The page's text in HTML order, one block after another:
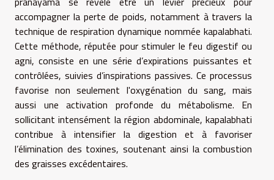
accompagner la perte de poids, notamment à travers la
technique de respiration dynamique nommée kapalabhati.
Cette méthode, réputée pour stimuler le feu digestif ou
agni, consiste en une série d’expirations puissantes et
contrôlées, suivies d’inspirations passives. Ce processus
favorise non seulement l'oxygénation du sang, mais
aussi une activation profonde du métabolisme. En
sollicitant intensément la région abdominale, kapalabhati
contribue à intensifier la digestion et à favoriser
l’élimination des toxines, soutenant ainsi la combustion
des graisses excédentaires.